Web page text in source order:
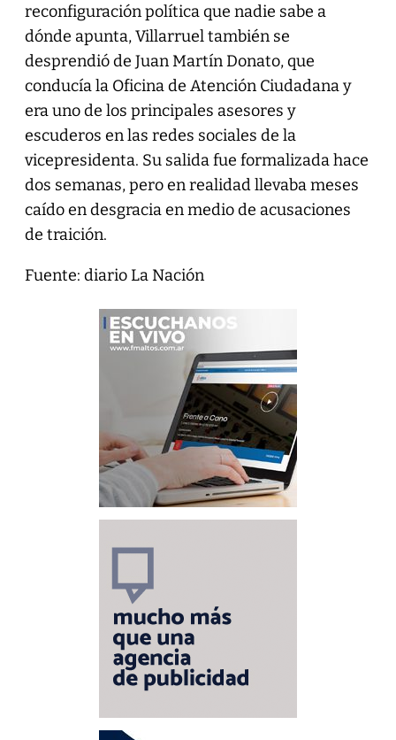
reconfiguración política que nadie sabe a
dónde apunta, Villarruel también se
desprendió de Juan Martín Donato, que
conducía la Oficina de Atención Ciudadana y
era uno de los principales asesores y
escuderos en las redes sociales de la
vicepresidenta. Su salida fue formalizada hace
dos semanas, pero en realidad llevaba meses
caído en desgracia en medio de acusaciones
de traición.
Fuente: diario La Nación